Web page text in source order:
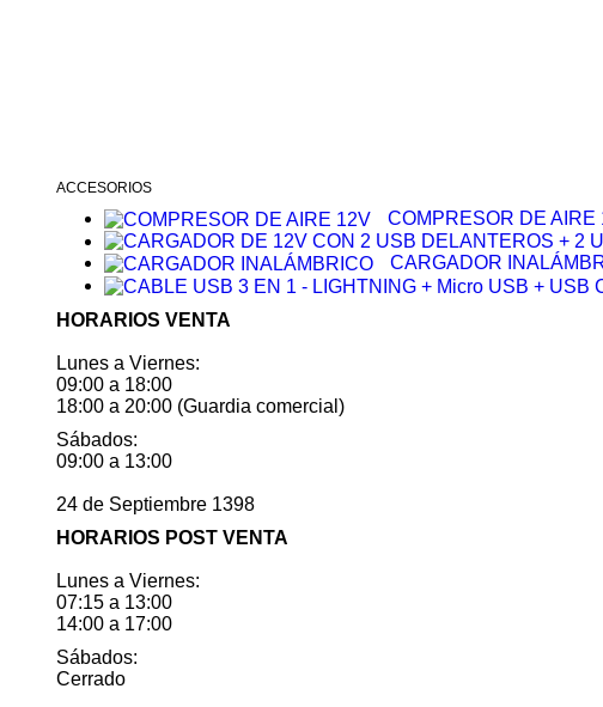
ACCESORIOS
COMPRESOR DE AIRE
CARGADOR
HORARIOS VENTA
Lunes a Viernes:
09:00 a 18:00
18:00 a 20:00 (Guardia comercial)
Sábados:
09:00 a 13:00
24 de Septiembre 1398
HORARIOS POST VENTA
Lunes a Viernes:
07:15 a 13:00
14:00 a 17:00
Sábados:
Cerrado